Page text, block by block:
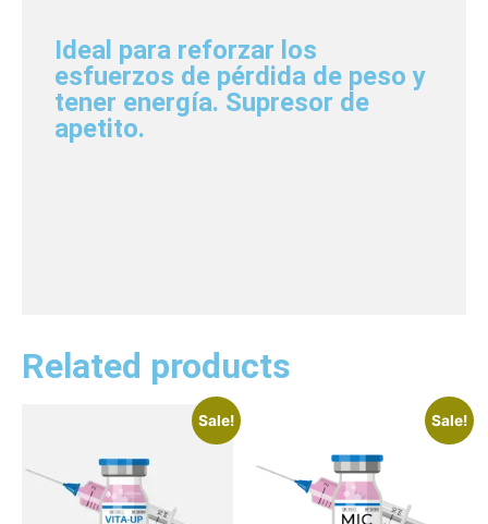
Ideal para reforzar los
esfuerzos de pérdida de peso y
tener energía. Supresor de
apetito.
Related products
Sale! Sale!